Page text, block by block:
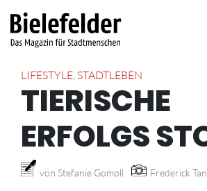
LIFESTYLE, STADTLEBEN
TIERISCHE
ERFOLGS
von Stefanie Gomoll Frederick